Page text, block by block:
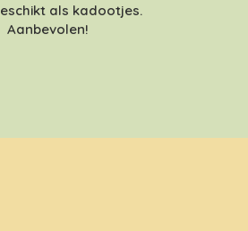
als kadootjes.
Aanbevolen!